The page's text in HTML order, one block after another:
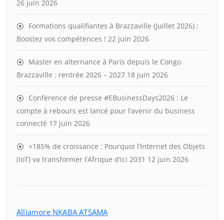
26 juin 2026
Formations qualifiantes à Brazzaville (Juillet 2026) :
Boostez vos compétences ! 22 juin 2026
Master en alternance à Paris depuis le Congo
Brazzaville : rentrée 2026 – 2027 18 juin 2026
Conférence de presse #EBusinessDays2026 : Le
compte à rebours est lancé pour l’avenir du business
connecté 17 juin 2026
+185% de croissance : Pourquoi l’Internet des Objets
(IoT) va transformer l’Afrique d’ici 2031 12 juin 2026
Alliamore NKABA ATSAMA